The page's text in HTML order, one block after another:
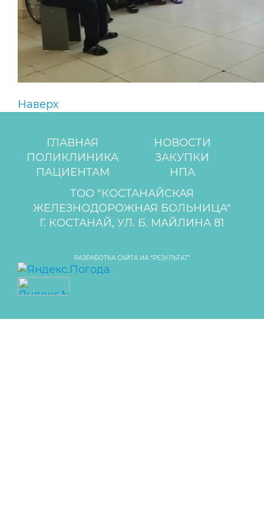
Наверх
ГЛАВНАЯ
НОВОСТИ
ПОЛИКЛИНИКА
ЗАКУПКИ
ПАЦИЕНТАМ
НПА
ТОО "КОСТАНАЙСКАЯ
ЖЕЛЕЗНОДОРОЖНАЯ БОЛЬНИЦА"
Г. КОСТАНАЙ, УЛ. Б. МАЙЛИНА 81
РАЗРАБОТКА САЙТА ИА “РЕЗУЛЬТАТ”